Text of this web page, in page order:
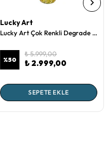
Lucky Art
Lucky Art Çok Renkli Degrade Kesme Kristal Büyük Cam Vazo 14x32 Cm
%50
₺ 5.999,00
₺ 2.999,00
SEPETE EKLE